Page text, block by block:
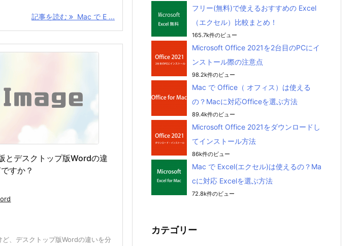
記事を読む Mac で E ...
デスクトップ版Wordの違
すか？
、デスクトップ版Wordの違いを分
フリー(無料)で使えるおすすめの Excel
（エクセル）比較まとめ！
165.7k件のビュー
Microsoft Office 2021を2台目のPCにイ
ンストール際の注意点
98.2k件のビュー
Mac で Office（ オフィス）は使える
の？Macに対応Officeを選ぶ方法
89.4k件のビュー
Microsoft Office 2021をダウンロードし
てインストール方法
86k件のビュー
Mac で Excel(エクセル)は使えるの？Ma
cに対応 Excelを選ぶ方法
72.8k件のビュー
カテゴリー